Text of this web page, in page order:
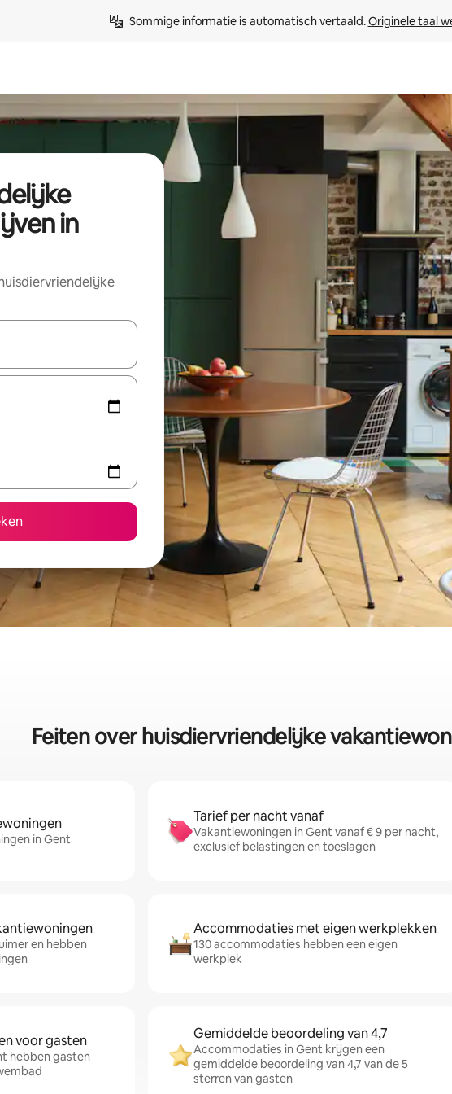
Sommige informatie is automatisch vertaald. Originele taal
in
zijn, maak je een keuze met je de pijltjestoetsen omhoog en omlaag, óf door
Feiten over huisdiervriendelijke
in Gent
Tarief per nacht vanaf
Vakantiewoningen in Gent vanaf € 9 per nacht,
exclusief belastingen en toeslagen
en hebben
Accommodaties met eigen werkplekken
130 accommodaties hebben een eigen
werkplek
voor gasten
hebben gasten
Gemiddelde beoordeling van 4,7
Accommodaties in Gent krijgen een
gemiddelde beoordeling van 4,7 van de 5
sterren van gasten